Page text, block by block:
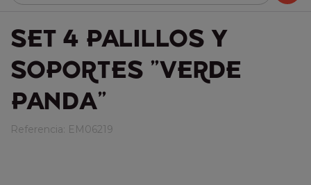
SET 4 PALILLOS Y
SOPORTES "VERDE
PANDA"
Referencia: EM06219